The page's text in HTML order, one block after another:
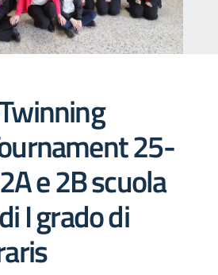
25-
e 2B scuola
I grado di